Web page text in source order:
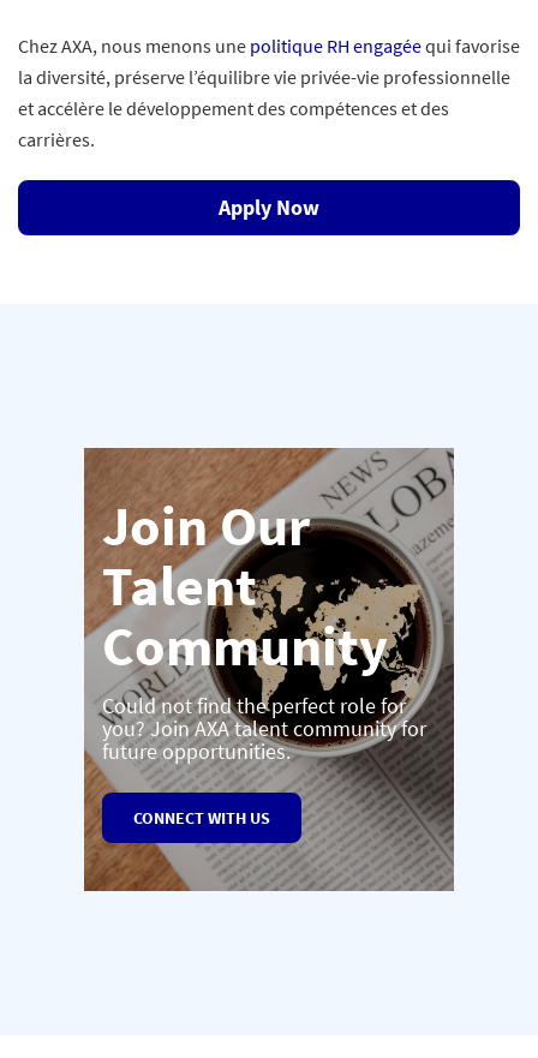
Chez AXA, nous menons une politique RH engagéequi favorise
la diversité, préserve l’équilibre vie privée-vie professionnelle
et accélère le développement des compétences et des
carrières.
Apply Now
Join Our
Talent
Community
Could not find the perfect role for
you? Join AXA talent community for
future opportunities.
CONNECT WITH US